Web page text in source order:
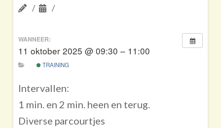
WANNEER:
11 oktober 2025 @ 09:30 – 11:00
TRAINING
Intervallen:
1 min. en 2 min. heen en terug.
Diverse parcourtjes